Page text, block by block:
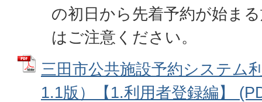
の初日から先着予約が始ま
はご注意ください。
三田市公共施設予約システム
1.1版）【1.利用者登録編】